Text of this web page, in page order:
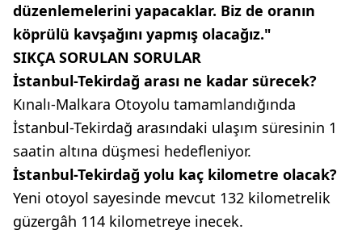
düzenlemelerini yapacaklar. Biz de oranın
köprülü kavşağını yapmış olacağız."
SIKÇA SORULAN SORULAR
İstanbul-Tekirdağ arası ne kadar sürecek?
Kınalı-Malkara Otoyolu tamamlandığında
İstanbul-Tekirdağ arasındaki ulaşım süresinin 1
saatin altına düşmesi hedefleniyor.
İstanbul-Tekirdağ yolu kaç kilometre olacak?
Yeni otoyol sayesinde mevcut 132 kilometrelik
güzergâh 114 kilometreye inecek.